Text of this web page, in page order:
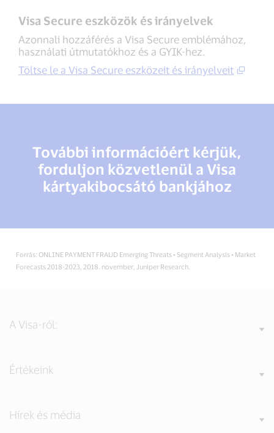
Visa Secure eszközök és irányelvek
Azonnali hozzáférés a Visa Secure emblémához,
használati útmutatókhoz és a GYIK-hez.
Töltse le a Visa Secure eszközeit és irányelveit
További információért kérjük,
forduljon közvetlenül a Visa
kártyakibocsátó bankjához
Forrás: ONLINE PAYMENT FRAUD Emerging Threats • Segment Analysis • Market
Forecasts 2018-2023, 2018. november, Juniper Research.
A Visa-ról:
Értékeink
Hírek és média